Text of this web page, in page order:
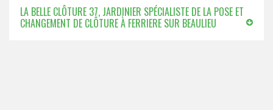
LA BELLE CLÔTURE 37, JARDINIER SPÉCIALISTE DE LA POSE ET
CHANGEMENT DE CLÔTURE À FERRIERE SUR BEAULIEU